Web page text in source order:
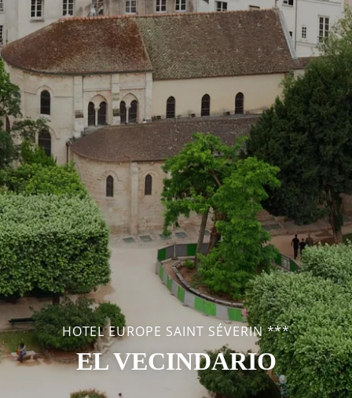
HOTEL EUROPE SAINT SÉVERIN ***
EL VECINDARIO